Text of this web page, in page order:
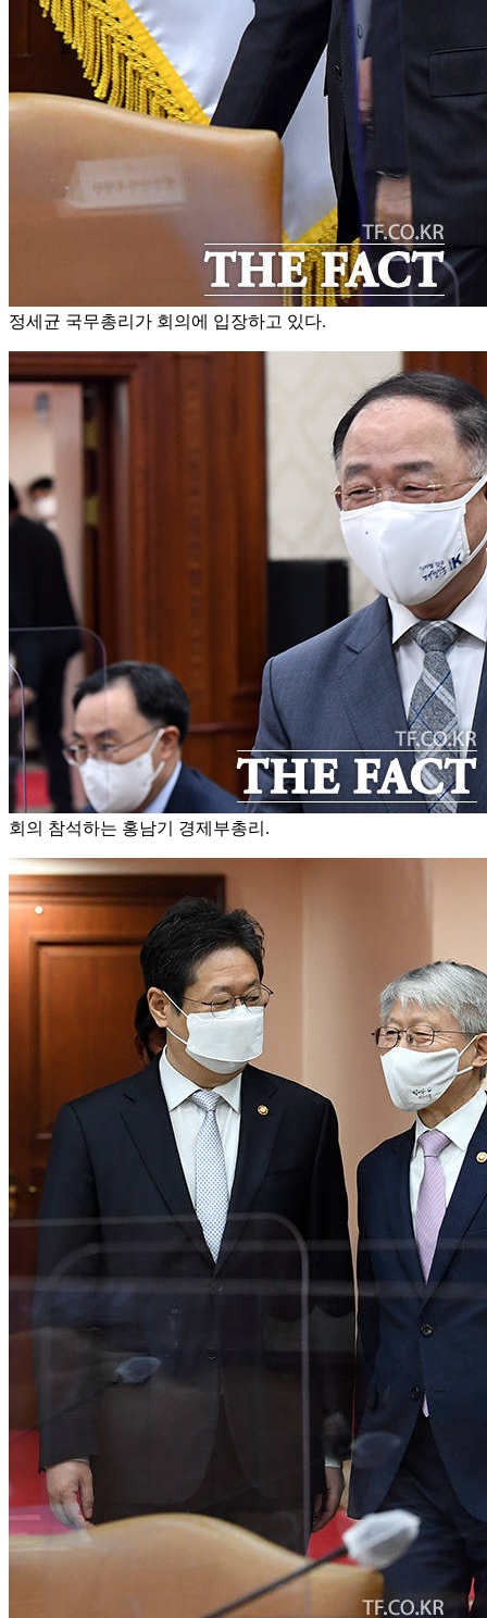
정세균 국무총리가 회의에 입장하고 있다.
회의 참석하는 홍남기 경제부총리.